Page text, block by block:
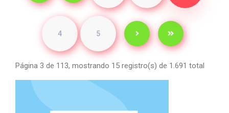
4 5
Página 3 de 113, mostrando 15 registro(s) de 1.691 total